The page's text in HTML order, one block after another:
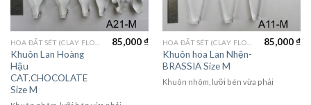
Khuôn Lan Hoàng
Hậu
CAT.CHOCOLATE
Size M
85,000₫
Khuôn hoa Lan Nhện-
BRASSIA Size M
85,000₫
Khuôn nhôm, lưỡi bén vừa phải